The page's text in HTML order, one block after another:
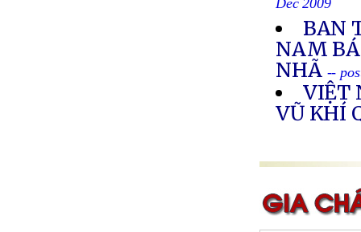
Dec 2009
BAN
NAM
NHÃ --
VIỆT
VŨ KHÍ